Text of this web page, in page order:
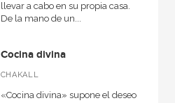
llevar a cabo en su propia casa.
De la mano de un...
Cocina divina
CHAKALL
«Cocina divina» supone el deseo